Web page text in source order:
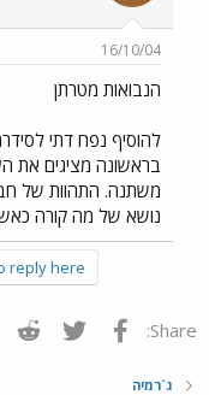
16/10/04
הנבואות מטרתן
להוסיף נפח דתי
בראשונה מציגים את
משתנה. התהוות של
נושא של מה קורה
reply here.
Share: פייסבוק Twitter
ג`רמיה